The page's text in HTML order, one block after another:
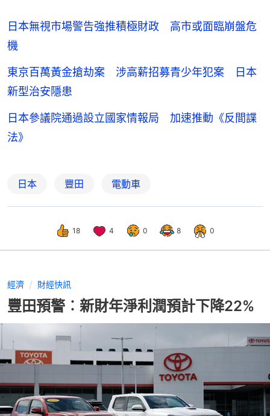
日本無視市場警告強推積極財政 高市或面臨崩盤危
機
東京百萬黃金搶劫案 涉高薪招募青少年犯案 日本
新型治安隱患
日本參議院通過設立國家情報局 加速推動《反間諜
法》
日本 豐田 電動車
18 4 0 8 0
經濟 財經快訊
豐田預警︰新財年淨利潤預計下降22%